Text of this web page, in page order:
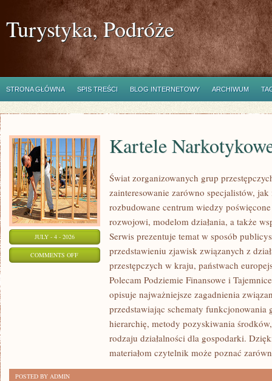
Turystyka, Podróże
STRONA GŁÓWNA SPIS TREŚCI BLOG INTERNETOWY ARCHIWUM
JULY - 4 - 2026
COMMENTS OFFON
NARKOTYKOWE
Kartele
Świat zorganizowanych grup
zainteresowanie zarówno specjalistów,
rozbudowane centrum wiedzy
rozwojowi, modelom działania, a także
Serwis prezentuje temat w sposób
przedstawieniu zjawisk związanych z
przestępczych w kraju, państwach
Polecam Podziemie Finansowe i
opisuje najważniejsze zagadnienia
przedstawiając schematy funkcjonowania
hierarchię, metody pozyskiwania
rodzaju działalności dla gospodarki.
materiałom czytelnik może poznać
POSTED BY ADMIN